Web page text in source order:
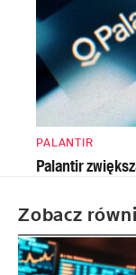
PALANTIR
Palantir
Zobacz